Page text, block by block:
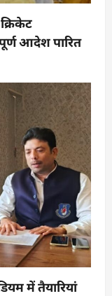
आदेश पारित
में तैयारियां